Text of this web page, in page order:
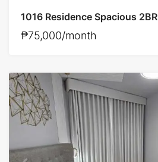
1016 Residence Spacious 2BR
₱75,000/month